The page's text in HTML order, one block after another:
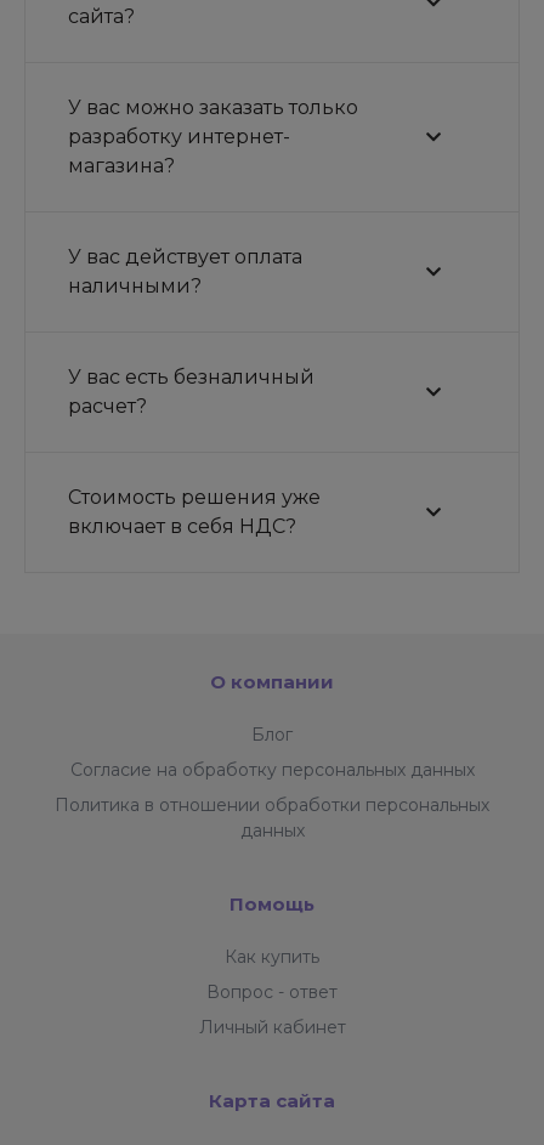
сайта?
У вас можно заказать только
разработку интернет-
магазина?
У вас действует оплата
наличными?
У вас есть безналичный
расчет?
Стоимость решения уже
включает в себя НДС?
О компании
Блог
Согласие на обработку персональных данных
Политика в отношении обработки персональных
данных
Помощь
Как купить
Вопрос - ответ
Личный кабинет
Карта сайта